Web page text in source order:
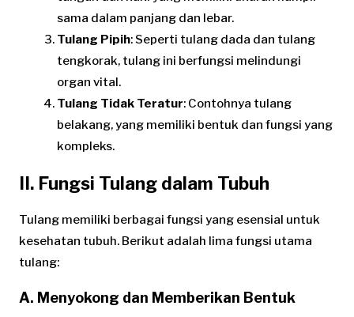
sama dalam panjang dan lebar.
Tulang Pipih: Seperti tulang dada dan tulang
tengkorak, tulang ini berfungsi melindungi
organ vital.
Tulang Tidak Teratur: Contohnya tulang
belakang, yang memiliki bentuk dan fungsi yang
kompleks.
II. Fungsi Tulang dalam Tubuh
Tulang memiliki berbagai fungsi yang esensial untuk
kesehatan tubuh. Berikut adalah lima fungsi utama
tulang:
A. Menyokong dan Memberikan Bentuk